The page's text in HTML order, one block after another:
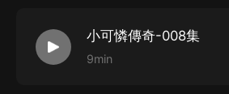
小可憐傳奇-008集
9min